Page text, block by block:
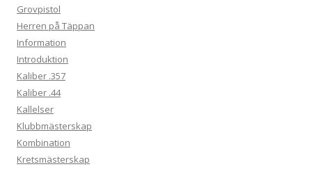
Grovpistol
Herren på Täppan
Information
Introduktion
Kaliber .357
Kaliber .44
Kallelser
Klubbmästerskap
Kombination
Kretsmästerskap